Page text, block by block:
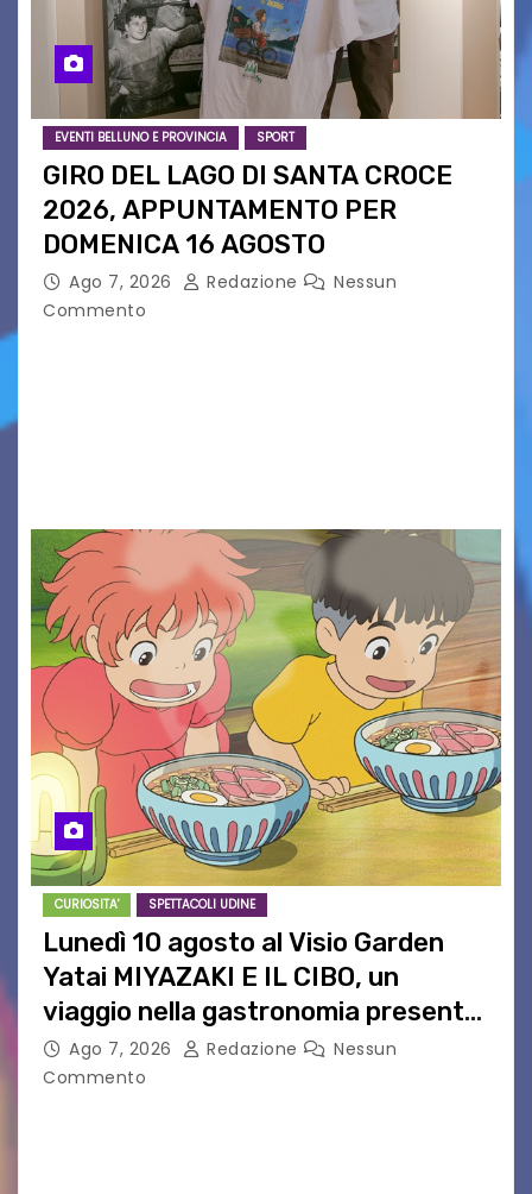
EVENTI BELLUNO E PROVINCIA SPORT
GIRO DEL LAGO DI SANTA CROCE
2026, APPUNTAMENTO PER
DOMENICA 16 AGOSTO
Ago 7, 2026 Redazione
Nessun
Commento
CURIOSITA' SPETTACOLI UDINE
Lunedì 10 agosto al Visio Garden
Yatai MIYAZAKI E IL CIBO, un
viaggio nella gastronomia presente
nei film di Hayao Miyazaki!
Ago 7, 2026 Redazione
Nessun
Commento